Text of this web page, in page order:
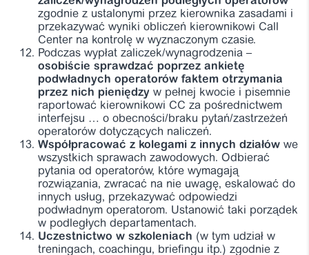
zgodnie z ustalonymi przez kierownika zasadami i
przekazywać wyniki obliczeń kierownikowi Call
Center na kontrolę w wyznaczonym czasie.
Podczas wypłat zaliczek/wynagrodzenia –
osobiście sprawdzać poprzez ankietę
podwładnych operatorów faktem otrzymania
przez nich pieniędzy w pełnej kwocie i pisemnie
raportować kierownikowi CC za pośrednictwem
interfejsu … o obecności/braku pytań/zastrzeżeń
operatorów dotyczących naliczeń.
Współpracować z kolegami z innych działów we
wszystkich sprawach zawodowych. Odbierać
pytania od operatorów, które wymagają
rozwiązania, zwracać na nie uwagę, eskalować do
innych usług, przekazywać odpowiedzi
podwładnym operatorom. Ustanowić taki porządek
w podległych departamentach.
Uczestnictwo w szkoleniach (w tym udział w
treningach, coachingu, briefingu itp.) zgodnie z